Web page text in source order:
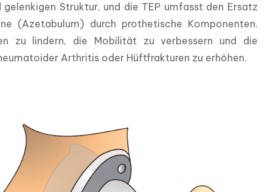
Struktur, und die TEP umfasst den Ersatz
(Azetabulum) durch prothetische Komponenten.
zu lindern, die Mobilität zu verbessern und die
Arthritis oder Hüftfrakturen zu erhöhen.